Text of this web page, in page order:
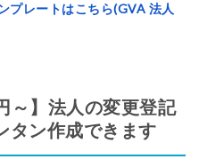
プレートはこちら(GVA 法人
～】法人の変更登記
タン作成できます